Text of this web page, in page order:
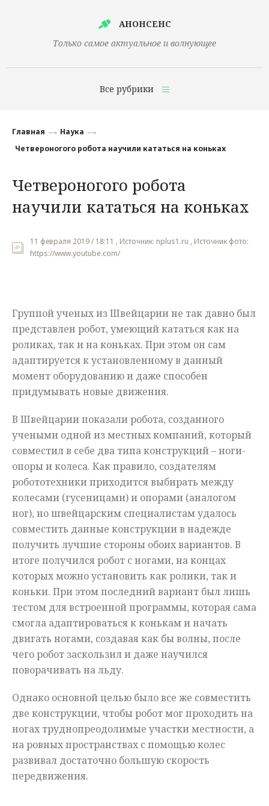
АНОНСЕНС
Только самое актуальное и волнующее
Все рубрики
Финансы
Наука
Культура
Общество
Происшествия
Главная
Наука
Четвероногого робота научили кататься на коньках
Четвероногого робота
научили кататься на коньках
11 февраля 2019 / 18:11 , Источник: nplus1.ru , Источник фото:
https://www.youtube.com/
Группой ученых из Швейцарии не так давно был
представлен робот, умеющий кататься как на
роликах, так и на коньках. При этом он сам
адаптируется к установленному в данный
момент оборудованию и даже способен
придумывать новые движения.
В Швейцарии показали робота, созданного
учеными одной из местных компаний, который
совместил в себе два типа конструкций – ноги-
опоры и колеса. Как правило, создателям
робототехники приходится выбирать между
колесами (гусеницами) и опорами (аналогом
ног), но швейцарским специалистам удалось
совместить данные конструкции в надежде
получить лучшие стороны обоих вариантов. В
итоге получился робот с ногами, на концах
которых можно установить как ролики, так и
коньки. При этом последний вариант был лишь
тестом для встроенной программы, которая сама
смогла адаптироваться к конькам и начать
двигать ногами, создавая как бы волны, после
чего робот заскользил и даже научился
поворачивать на льду.
Однако основной целью было все же совместить
две конструкции, чтобы робот мог проходить на
ногах труднопреодолимые участки местности, а
на ровных пространствах с помощью колес
развивал достаточно большую скорость
передвижения.